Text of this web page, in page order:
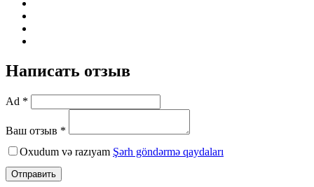
Написать отзыв
Ad *
Ваш отзыв *
Oxudum və razıyam Şərh göndərmə qaydaları
Отправить